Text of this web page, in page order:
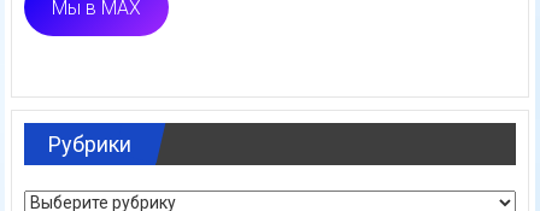
Мы в MAX
Рубрики
Рубрики